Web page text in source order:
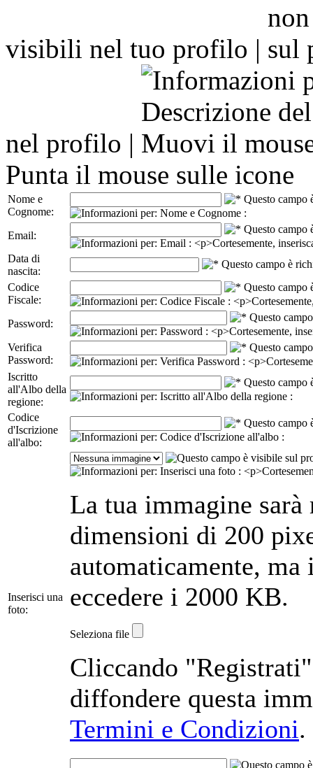
visibili nel tuo profilo |
nel profilo |
Punta il mouse sulle icone
Nome e
Cognome:
Email:
Data di
nascita:
Codice
Fiscale:
Password:
Verifica
Password:
Iscritto
all'Albo della
regione:
Codice
d'Iscrizione
all'albo:
Inserisci una
foto:
La tua immagine
dimensioni di 200
automaticamente,
eccedere i 2000 KB.
Seleziona file
Cliccando
diffondere questa
Termini e Condizioni.